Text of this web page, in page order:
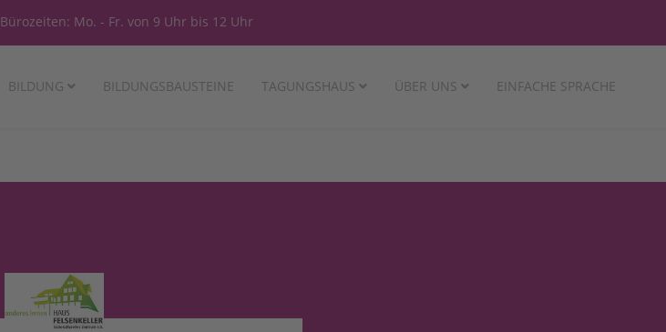
Bürozeiten: Mo. - Fr. von 9 Uhr bis 12 Uhr
BILDUNG BILDUNGSBAUSTEINE TAGUNGSHAUS ÜBER UNS EINFACHE SPRACHE